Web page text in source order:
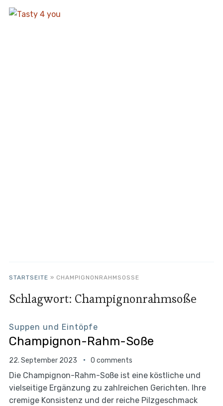
STARTSEITE » CHAMPIGNONRAHMSOSSE
Schlagwort: Champignonrahmsoße
Suppen und Eintöpfe
Champignon-Rahm-Soße
22. September 2023 0 comments
Die Champignon-Rahm-Soße ist eine köstliche und
vielseitige Ergänzung zu zahlreichen Gerichten. Ihre
cremige Konsistenz und der reiche Pilzgeschmack